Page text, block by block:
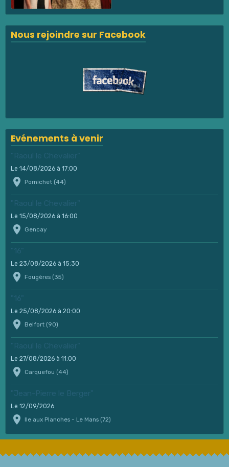
Nous rejoindre sur Facebook
Evénements à venir
"Raoul le Chevalier"
Le 14/08/2026 à 17:00
Pornichet (44)
"Raoul le Chevalier"
Le 15/08/2026 à 16:00
Gencay
"16"
Le 23/08/2026 à 15:30
Fougères (35)
"16"
Le 25/08/2026 à 20:00
Belfort (90)
"Raoul le Chevalier"
Le 27/08/2026 à 11:00
Carquefou (44)
"Jean-Pierre le Berger"
Le 12/09/2026
Ile aux Planches - Le Mans (72)